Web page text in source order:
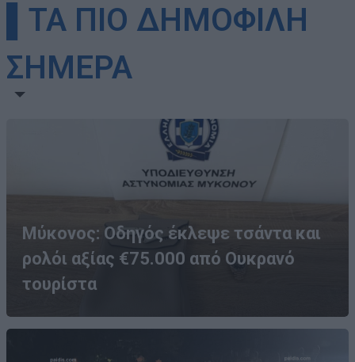
▌ΤΑ ΠΙΟ ΔΗΜΟΦΙΛΗ
ΣΗΜΕΡΑ
Μύκονος: Οδηγός έκλεψε τσάντα και
ρολόι αξίας €75.000 από Ουκρανό
τουρίστα